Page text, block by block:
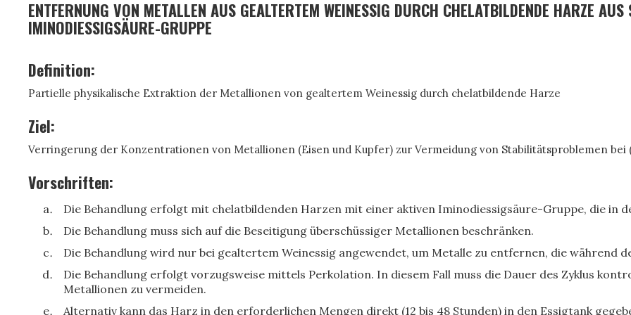
ENTFERNUNG VON METALLEN AUS GEALTERTEM WEINESSIG DURCH CHELATBILDENDE HARZE
IMINODIESSIGSÄURE-GRUPPE
Definition:
Partielle physikalische Extraktion der Metallionen von gealtertem Weinessig durch chelatbildende Harze
Ziel:
Verringerung der Konzentrationen von Metallionen (Eisen und Kupfer) zur Vermeidung von Stabilitätsproblemen
Vorschriften:
Die Behandlung erfolgt mit chelatbildenden Harzen mit einer aktiven Iminodiessigsäure-Gruppe, die in
Die Behandlung muss sich auf die Beseitigung überschüssiger Metallionen beschränken.
Die Behandlung wird nur bei gealtertem Weinessig angewendet, um Metalle zu entfernen, die während
Die Behandlung erfolgt vorzugsweise mittels Perkolation. In diesem Fall muss die Dauer des Zyklus
Metallionen zu vermeiden.
Alternativ kann das Harz in den erforderlichen Mengen direkt (12 bis 48 Stunden) in den Essigtank